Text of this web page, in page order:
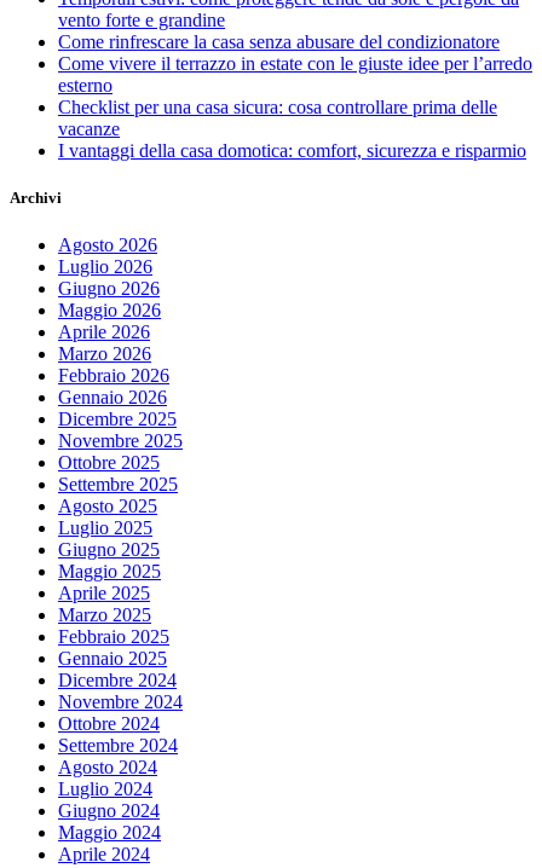
vento forte e grandine
Come rinfrescare la casa senza abusare del condizionatore
Come vivere il terrazzo in estate con le giuste idee per l’arredo
esterno
Checklist per una casa sicura: cosa controllare prima delle
vacanze
I vantaggi della casa domotica: comfort, sicurezza e risparmio
Archivi
Agosto 2026
Luglio 2026
Giugno 2026
Maggio 2026
Aprile 2026
Marzo 2026
Febbraio 2026
Gennaio 2026
Dicembre 2025
Novembre 2025
Ottobre 2025
Settembre 2025
Agosto 2025
Luglio 2025
Giugno 2025
Maggio 2025
Aprile 2025
Marzo 2025
Febbraio 2025
Gennaio 2025
Dicembre 2024
Novembre 2024
Ottobre 2024
Settembre 2024
Agosto 2024
Luglio 2024
Giugno 2024
Maggio 2024
Aprile 2024